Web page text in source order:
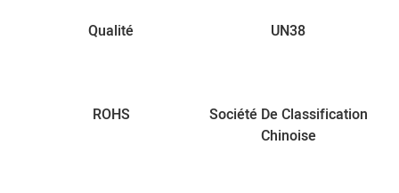
Qualité UN38
ROHS
Société De Classification
Chinoise